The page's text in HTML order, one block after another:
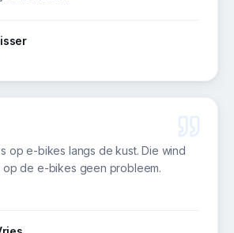
op e-bikes langs de kust. Die wind
op de e-bikes geen probleem.